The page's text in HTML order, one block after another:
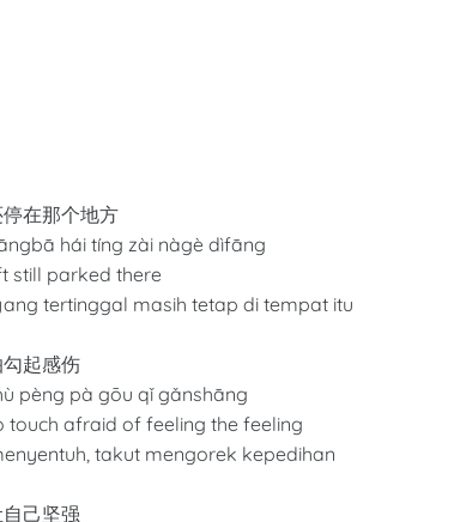
在那个地方
hái tíng zài nàgè dìfāng
still parked there
tertinggal masih tetap di tempat itu
起感伤
pèng pà gōu qǐ gǎnshāng
touch afraid of feeling the feeling
takut mengorek kepedihan
己坚强